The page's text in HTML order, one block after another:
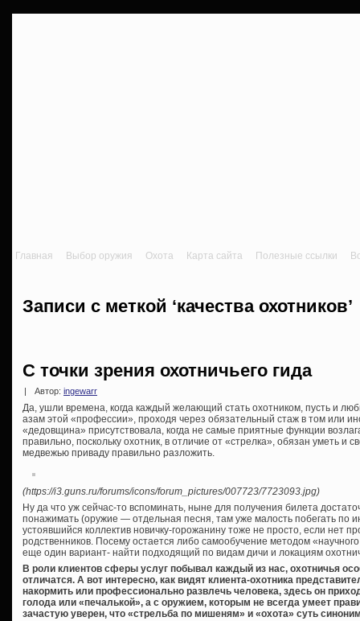
Главная Выбор оружия Охота Карта сайта Полезные ссылки
Записи с меткой ‘качества охотников’
С точки зрения охотничьего гида
Автор: ingewarr
Да, ушли времена, когда каждый желающий стать охотником, пусть и
азам этой «профессии», проходя через обязательный стаж в том или
«дедовщина» присутствовала, когда не самые приятные функции
правильно, поскольку охотник, в отличие от «стрелка», обязан уметь и
медвежью приваду правильно разложить.
(https://i3.guns.ru/forums/icons/forum_pictures/007723/7723093.jpg)
Ну да что уж сейчас-то вспоминать, ныне для получения билета
понажимать (оружие — отдельная песня, там уже малость побегать по
устоявшийся коллектив новичку-горожанину тоже не просто, если нет
родственников. Посему остается либо самообучение методом «научного
еще один вариант- найти подходящий по видам дичи и локациям
В роли клиентов сферы услуг побывал каждый из нас, охотничья
отличатся. А вот интересно, как видят клиента-охотника
накормить или профессионально развлечь человека, здесь он
голода или «печалькой», а с оружием, которым не всегда умеет
зачастую уверен, что «стрельба по мишеням» и «охота» суть